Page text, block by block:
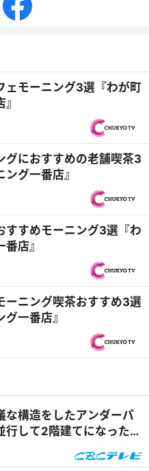
ェモーニング3選『わが町
グにおすすめの老舗喫茶3
グ一番店』
すすめモーニング3選『わ
店』
ーニング喫茶おすすめ3選
グ一番店』
な構造をしたアンダーパ
行して2階建てになったワ